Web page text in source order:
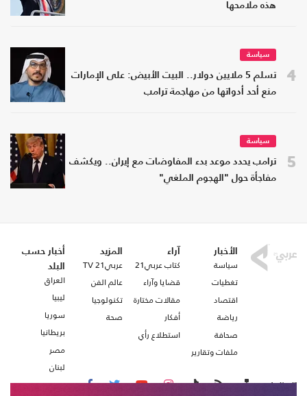
هذه ملامحها
4
سياسة
تسلم 5 ملايين دولار.. البيت الأبيض: على الإمارات
منع أحد أدواتها من مهاجمة ترامب
5
سياسة
ترامب يحدد موعد بدء المفاوضات مع إيران.. ويكشف
مفاجأة حول "الهجوم الملغي"
الأخبار
سياسة
تغطيات
اقتصاد
رياضة
صحافة
ملفات وتقارير
آراء
كتاب عربي21
قضايا وآراء
مقالات مختارة
أفكار
استطلاع رأي
المزيد
عربي21 TV
عالم الفن
تكنولوجيا
صحة
أخبار حسب
البلد
العراق
ليبيا
سوريا
بريطانيا
مصر
لبنان
تابعنا على